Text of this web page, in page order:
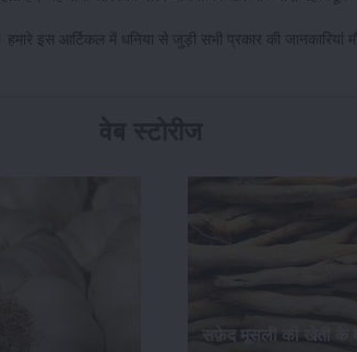
इस आर्टिकल में धनिया से जुड़ी सभी प्रकार की जानकारियां
सफ़ेद मूसली की खेती के